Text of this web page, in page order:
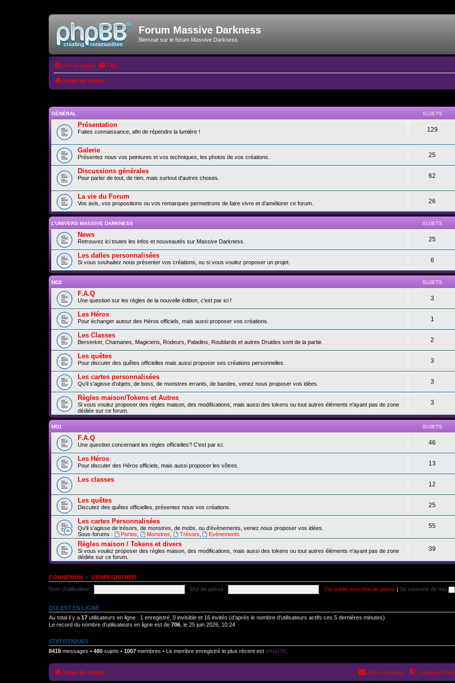
Forum Massive Darkness
Bienvue sur le forum Massive Darkness
Accès rapide FAQ
Index du forum
GÉNÉRAL SUJETS
Présentation
Faites connaissance, afin de répendre la lumière ! 129
Galerie
Présentez nous vos peintures et vos techniques, les photos de vos créations. 25
Discussions générales
Pour parler de tout, de rien, mais surtout d'autres choses. 62
La vie du Forum
Vos avis, vos propositions ou vos remarques permettrons de faire vivre et d'améliorer ce forum. 26
L'UNIVERS MASSIVE DARKNESS SUJETS
News
Retrouvez ici toutes les infos et nouveautés sur Massive Darkness. 25
Les dalles personnalisées
Si vous souhaitez nous présenter vos créations, ou si vous voulez proposer un projet. 6
MD2 SUJETS
F.A.Q
Une question sur les règles de la nouvelle édition, c'est par ici ! 3
Les Héros
Pour échanger autour des Héros officiels, mais aussi proposer vos créations. 1
Les Classes
Berserker, Chamanes, Magiciens, Rodeurs, Paladins, Roublards et autres Druides sont de la partie. 2
Les quêtes
Pour discuter des quêtes officielles mais aussi proposer ses créations personnelles. 3
Les cartes personnalisées
Qu'il s'agisse d'objets, de boss, de monstres errants, de bandes, venez nous proposer vos idées. 3
Règles maison/Tokens et Autres
Si vous voulez proposer des règles maison, des modifications, mais aussi des tokens ou tout autres éléments n'ayant pas de zone
dédiée sur ce forum.
3
MD1 SUJETS
F.A.Q
Une question concernant les règles officielles? C'est par ici. 46
Les Héros
Pour discuter des Héros officiels, mais aussi proposer les vôtres. 13
Les classes
12
Les quêtes
Discutez des quêtes officielles, présentez nous vos créations. 25
Les cartes Personnalisées
Qu'il s'agisse de trésors, de monstres, de mobs, ou d'évènements, venez nous proposer vos idées.
Sous-forums :
Portes Monstres Trésors Evènements
55
Règles maison / Tokens et divers
Si vous voulez proposer des règles maison, des modifications, mais aussi des tokens ou tout autres éléments n'ayant pas de zone
dédiée sur ce forum.
39
CONNEXION • S’ENREGISTRER
Nom d’utilisateur :
Mot de passe : J’ai oublié mon mot de passe | Se souvenir de moi
QUI EST EN LIGNE
Au total il y a 17 utilisateurs en ligne : 1 enregistré, 0 invisible et 16 invités (d’après le nombre d’utilisateurs actifs ces 5 dernières minutes)
Le record du nombre d’utilisateurs en ligne est de 706 , le 25 juin 2026, 10:24
STATISTIQUES
8418 messages • 480 sujets • 1007 membres • Le membre enregistré le plus récent est ohrel76
Index du forum L’équipe du
Nous contacter